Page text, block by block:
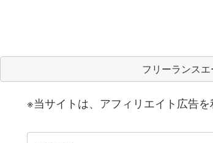
※当サイトは、アフィリエイト広告を